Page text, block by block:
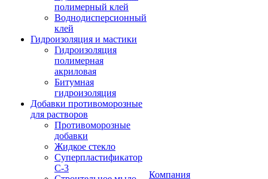
полимерный клей
Воднодисперсионный
клей
Гидроизоляция и мастики
Гидроизоляция
полимерная
акриловая
Битумная
гидроизоляция
Добавки противоморозные
для растворов
Противоморозные
добавки
Жидкое стекло
Суперпластификатор
С-3
Компания